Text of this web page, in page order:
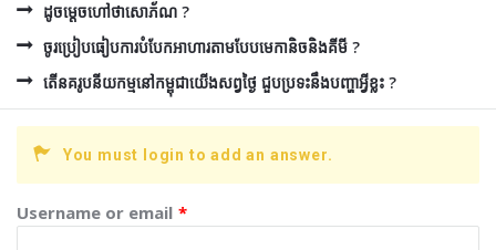
ដូចម្ដេចហៅថាសោភ័ណ ?
ចូរប្រៀបធៀបការបំបែកអាហារតាមបែបមេកានិចនិងគីមី ?
តើនគរូបនីយកម្មនៅកម្ពុជាយើងសព្វថ្ងៃ ជួបប្រទះនឹងបញ្ហាអ្វីខ្លះ ?
You must login to add an answer.
Username or email *